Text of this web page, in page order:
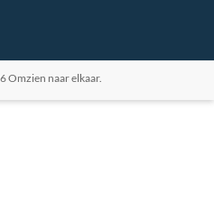
Omzien naar elkaar.